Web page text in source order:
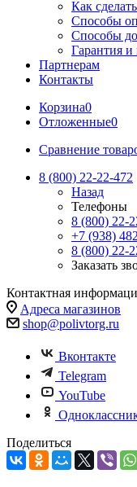
Как
Способы
Способы
Гарантия и
Партнерам
Контакты
Корзина0
Отложенные0
Сравнение
8 (800) 22-22-472
Назад
Телефоны
8 (800) 22-
+7 (938)
8 (800) 22-
Заказать
Контактная
Адреса магазинов
shop@polivtorg.ru
Вконтакте
Telegram
YouTube
Поделиться